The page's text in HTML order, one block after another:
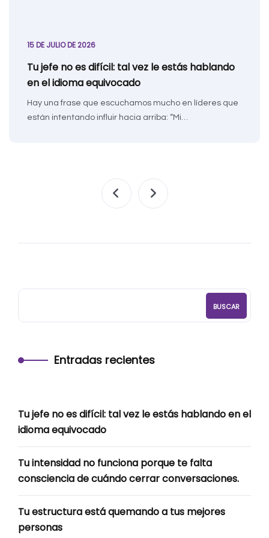
15 DE JULIO DE 2026
Tu jefe no es difícil: tal vez le estás hablando
en el idioma equivocado
Hay una frase que escuchamos mucho en líderes que
están intentando influir hacia arriba: “Mi…
BUSCAR
Entradas recientes
Tu jefe no es difícil: tal vez le estás hablando en el
idioma equivocado
Tu intensidad no funciona porque te falta
consciencia de cuándo cerrar conversaciones.
Tu estructura está quemando a tus mejores
personas